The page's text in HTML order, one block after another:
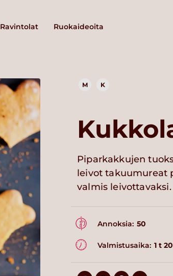
Ravintolat Ruokaideoita
M K
Piparkakkujen
leivot takuumureat
valmis leivottavaksi.
Annoksia: 50
Valmistusaika: 1 t